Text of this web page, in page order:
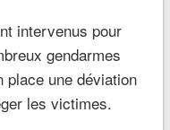
intervenus pour
gendarmes
place une déviation
les victimes.